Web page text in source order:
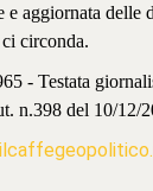
e aggiornata delle
circonda.
- Testata
n.398 del 10/12/